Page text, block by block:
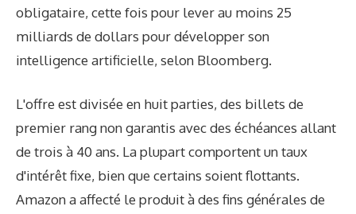
obligataire, cette fois pour lever au moins 25
milliards de dollars pour développer son
intelligence artificielle, selon Bloomberg.
L'offre est divisée en huit parties, des billets de
premier rang non garantis avec des échéances allant
de trois à 40 ans. La plupart comportent un taux
d'intérêt fixe, bien que certains soient flottants.
Amazon a affecté le produit à des fins générales de